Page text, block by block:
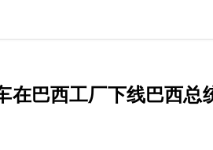
在巴西工厂下线巴西总